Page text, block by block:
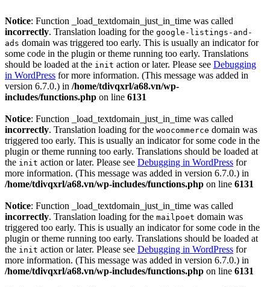
Notice: Function _load_textdomain_just_in_time was called
incorrectly. Translation loading for the google-listings-and-
ads domain was triggered too early. This is usually an indicator for
some code in the plugin or theme running too early. Translations
should be loaded at the init action or later. Please see Debugging
in WordPress for more information. (This message was added in
version 6.7.0.) in /home/tdivqxrl/a68.vn/wp-
includes/functions.php on line 6131
Notice: Function _load_textdomain_just_in_time was called
incorrectly. Translation loading for the woocommerce domain was
triggered too early. This is usually an indicator for some code in the
plugin or theme running too early. Translations should be loaded at
the init action or later. Please see Debugging in WordPress for
more information. (This message was added in version 6.7.0.) in
/home/tdivqxrl/a68.vn/wp-includes/functions.php on line 6131
Notice: Function _load_textdomain_just_in_time was called
incorrectly. Translation loading for the mailpoet domain was
triggered too early. This is usually an indicator for some code in the
plugin or theme running too early. Translations should be loaded at
the init action or later. Please see Debugging in WordPress for
more information. (This message was added in version 6.7.0.) in
/home/tdivqxrl/a68.vn/wp-includes/functions.php on line 6131